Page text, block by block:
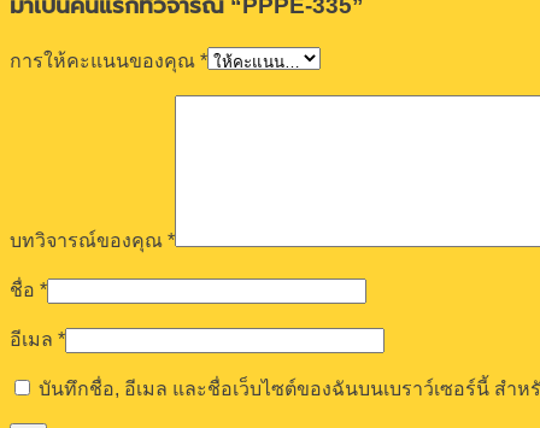
มาเป็นคนแรกที่วิจารณ์ “PPPE-335”
การให้คะแนนของคุณ *
บทวิจารณ์ของคุณ *
ชื่อ *
อีเมล *
บันทึกชื่อ, อีเมล และชื่อเว็บไซต์ของฉันบนเบราว์เซอร์นี้ สำห